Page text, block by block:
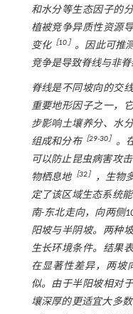
和水分等生态因子的
植被竞争异质性资源
变化［10 ］ 。因此可推
竞争是导致脊线与非脊
脊线是不同坡向的交
重要地形因子之一，
步影响土壤养分、水
组成和分布［29-30］
。
可以防止昆虫病害攻击
物栖息地［32］
，生物
定了该区域生态系统
南-东北走向，向两侧
阳坡与半阴坡。两种
生长环境条件。结果
在显著性差异，两坡
似。由于半阳坡相对
壤深厚的更适宜大多